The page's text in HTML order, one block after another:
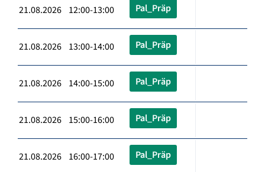
21.08.2026 12:00-13:00 Pal_Präp
21.08.2026 13:00-14:00 Pal_Präp
21.08.2026 14:00-15:00 Pal_Präp
21.08.2026 15:00-16:00 Pal_Präp
21.08.2026 16:00-17:00 Pal_Präp